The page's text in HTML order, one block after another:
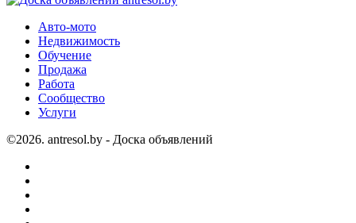
Авто-мото
Недвижимость
Обучение
Продажа
Работа
Сообщество
Услуги
©2026. antresol.by - Доска объявлений